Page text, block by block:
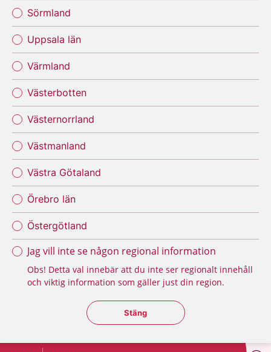
Sörmland
Uppsala län
Värmland
Västerbotten
Västernorrland
Västmanland
Västra Götaland
Örebro län
Östergötland
Jag vill inte se någon regional information
Obs! Detta val innebär att du inte ser regionalt innehåll
och viktig information som gäller just din region.
Stäng regionsväljaren
Stäng